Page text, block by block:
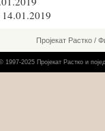
Пројекат Растко /
1997-2025 Пројекат Растко и